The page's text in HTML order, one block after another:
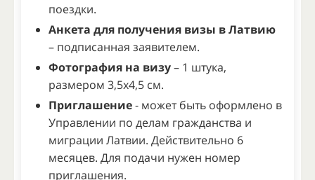
поездки.
Анкета для получения визы в Латвию
– подписанная заявителем.
Фотография на визу– 1 штука,
размером 3,5x4,5 см.
Приглашение- может быть оформлено в
Управлении по делам гражданства и
миграции Латвии. Действительно 6
месяцев. Для подачи нужен номер
приглашения.